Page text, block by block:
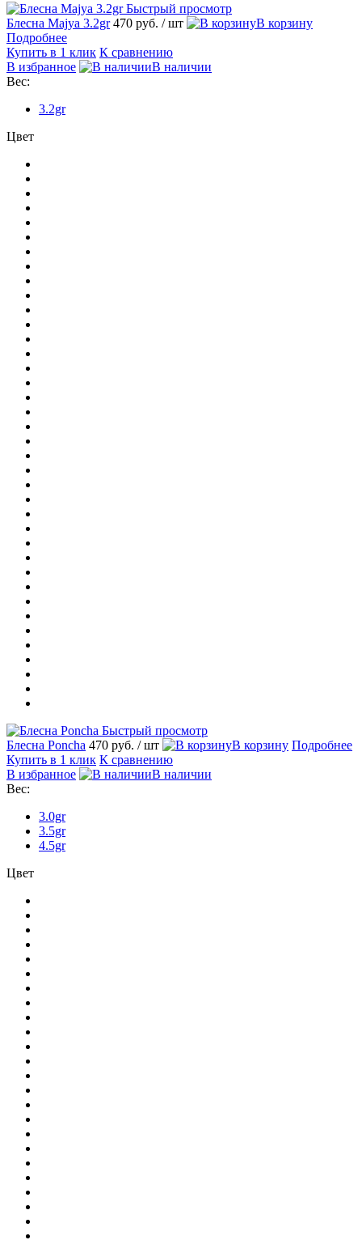
Быстрый просмотр
Блесна Majya 3.2gr 470 руб. / шт
В корзину
Подробнее
Купить в 1 клик К сравнению
В избранное
В наличии
Вес:
3.2gr
Цвет
Быстрый просмотр
Блесна Poncha 470 руб. / шт В корзину Подробнее
Купить в 1 клик К сравнению
В избранное
В наличии
Вес:
3.0gr
3.5gr
4.5gr
Цвет